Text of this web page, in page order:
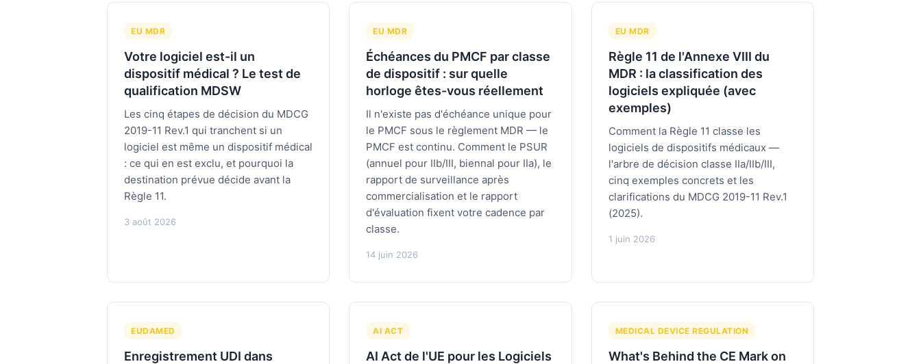
EU MDR
Votre logiciel est-il un
dispositif médical ? Le test de
qualification MDSW
Les cinq étapes de décision du MDCG
2019-11 Rev.1 qui tranchent si un
logiciel est même un dispositif médical
: ce qui en est exclu, et pourquoi la
destination prévue décide avant la
Règle 11.
3 août 2026
EU MDR
Échéances du PMCF par classe
de dispositif : sur quelle
horloge êtes-vous réellement
Il n'existe pas d'échéance unique pour
le PMCF sous le règlement MDR — le
PMCF est continu. Comment le PSUR
(annuel pour IIb/III, biennal pour IIa), le
rapport de surveillance après
commercialisation et le rapport
d'évaluation fixent votre cadence par
classe.
14 juin 2026
EU MDR
Règle 11 de l'Annexe VIII du
MDR : la classification des
logiciels expliquée (avec
exemples)
Comment la Règle 11 classe les
logiciels de dispositifs médicaux —
l'arbre de décision classe IIa/IIb/III,
cinq exemples concrets et les
clarifications du MDCG 2019-11 Rev.1
(2025).
1 juin 2026
EUDAMED
Enregistrement UDI dans
AI ACT
AI Act de l'UE pour les Logiciels
MEDICAL DEVICE REGULATION
What's Behind the CE Mark on